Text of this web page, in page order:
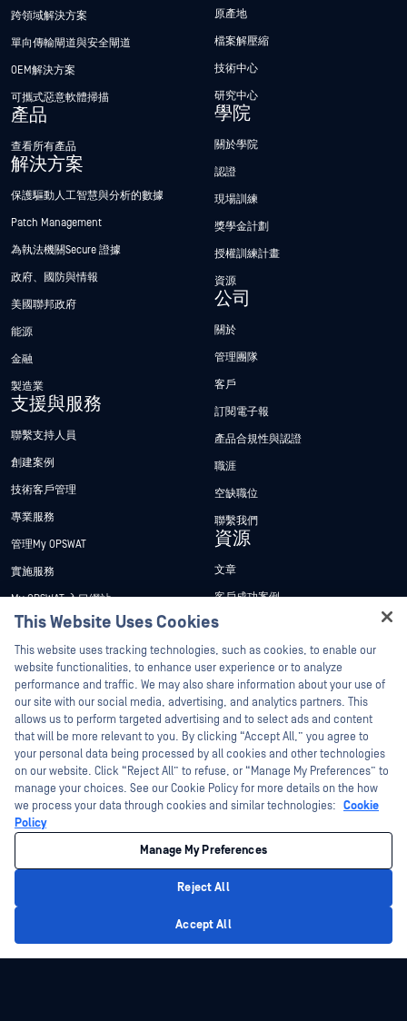
跨領域解決方案
單向傳輸閘道與安全閘道
OEM解決方案
可攜式惡意軟體掃描
產品
查看所有產品
解決方案
保護驅動人工智慧與分析的數據
Patch Management
為執法機關Secure 證據
政府、國防與情報
美國聯邦政府
能源
金融
製造業
支援與服務
聯繫支持人員
創建案例
技術客戶管理
專業服務
管理My OPSWAT
實施服務
My OPSWAT 入口網站
技術檔案
訓練
漏洞通報計畫
合作夥伴
認證
技術合作夥伴
管道合作夥伴計劃
原產地
檔案解壓縮
技術中心
研究中心
學院
關於學院
認證
現場訓練
獎學金計劃
授權訓練計畫
資源
公司
關於
管理團隊
客戶
訂閱電子報
產品合規性與認證
職涯
空缺職位
聯繫我們
資源
文章
客戶成功案例
新聞稿
新聞報導
網路研討會
產品型錄
白皮書
免費工具
©2026OPSWAT . 保留所有權利。OPSWAT、MetaDefender、Metascan、
MetaAccess、OPSWAT 、Trust no File. Trust No Device.、OPSWAT 、Protecting the
World's Critical Infrastructure、Deep CDR™ Technology、InQuest、InQuest標誌、
DFI、RetroHunt、Deep File Inspection 及 Join the Hunt 均為OPSWAT 之商標。第三
管理 Cookie 偏好
This Website Uses Cookies
This website uses tracking technologies, such as cookies, to enable our
website functionalities, to enhance user experience or to analyze
performance and traffic. We may also share information about your use of
our site with our social media, advertising, and analytics partners. This
allows us to perform targeted advertising and to select ads and content
that will be more relevant to you. By clicking “Accept All,” you agree to
your personal data being processed by all cookies and other technologies
on our website. Click “Reject All” to refuse, or “Manage My Preferences” to
manage your choices. See our Cookie Policy for more details on the how
we process your data through cookies and similar technologies: Cookie
Policy
Manage My Preferences
Reject All
Accept All
Hey there!
I'm Ozzy, your OPSWAT virtual assistant.
How can I help you secure what's critical
today?